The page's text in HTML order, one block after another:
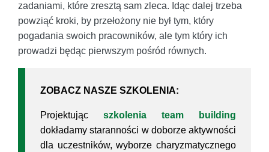
zadaniami, które zresztą sam zleca. Idąc dalej trzeba
powziąć kroki, by przełożony nie był tym, który
pogadania swoich pracowników, ale tym który ich
prowadzi będąc pierwszym pośród równych.
ZOBACZ NASZE SZKOLENIA:
Projektując szkolenia team building
dokładamy staranności w doborze aktywności
dla uczestników, wyborze charyzmatycznego